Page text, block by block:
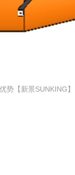
势【新景SUNKING】